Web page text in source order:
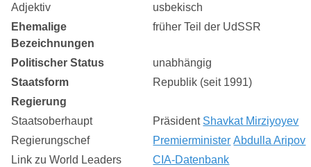
Adjektiv
usbekisch
Ehemalige
Bezeichnungen
früher Teil der UdSSR
Politischer Status
unabhängig
Staatsform
Republik (seit 1991)
Regierung
Staatsoberhaupt
Präsident Shavkat Mirziyoyev
Regierungschef
Premierminister Abdulla Aripov
Link zu World Leaders
CIA-Datenbank